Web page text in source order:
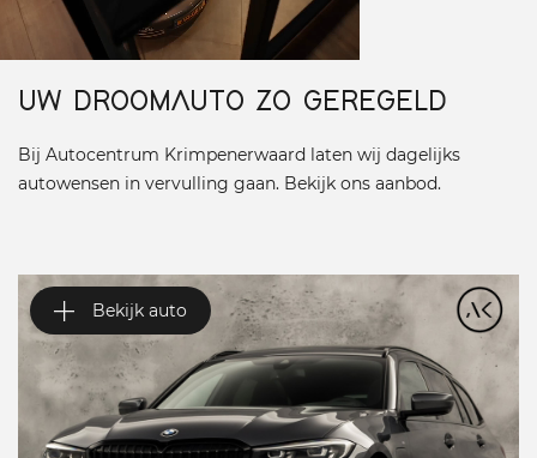
Contact
UW DROOMAUTO ZO GEREGELD
Bij Autocentrum Krimpenerwaard laten wij dagelijks
autowensen in vervulling gaan. Bekijk ons aanbod.
Bekijk auto